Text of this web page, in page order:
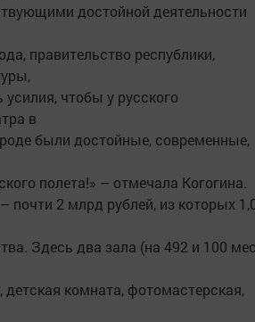
достойной деятельности
правительство республики,
чтобы у русского
в
были достойные, современные,
полета!» – отмечала Когогина.
почти 2 млрд рублей, из которых
Здесь два зала (на 492 и 100
детская комната, фотомастерская,